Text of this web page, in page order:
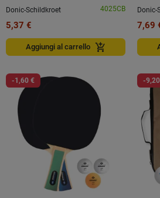
Donic-Schildkroet
4025CB
5,37 €
Aggiungi al carrello add_shopping_cart
Donic-
7,69
-1,60 € -